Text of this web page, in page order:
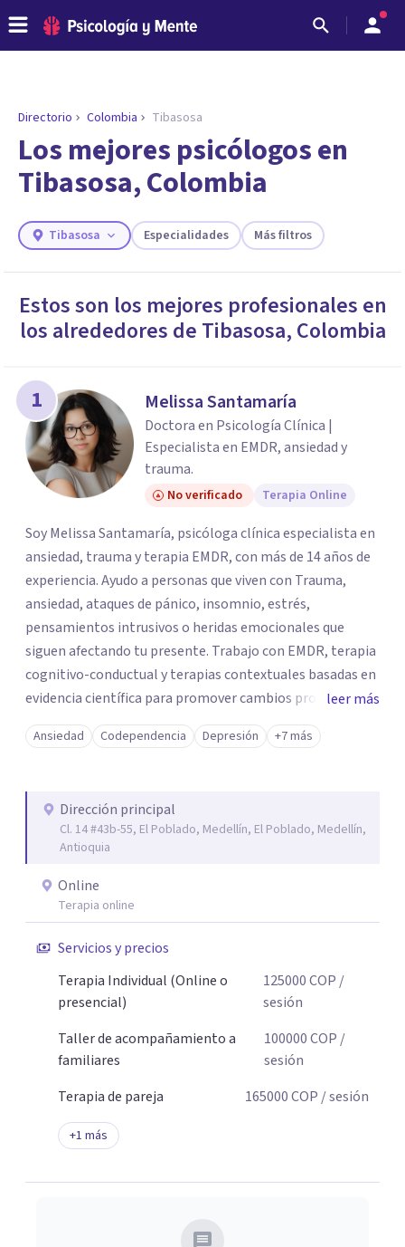
ENCONTRAR MI TERAPEUTA
¿Necesitas ayuda para encontrar el
psicólogo adecuado?
Responde a unas breves preguntas y te ofreceremos
necesidades.
Directorio Colombia Tibasosa
Los mejores psicólogos en
Tibasosa, Colombia
Tibasosa Especialidades Más filtros
Estos son los mejores profesionales en
los alrededores de Tibasosa, Colombia
1 Melissa Santamaría
Doctora en Psicología Clínica |
Especialista en EMDR, ansiedad y
trauma.
No verificado Terapia Online
Soy Melissa Santamaría, psicóloga clínica especialista en
ansiedad, trauma y terapia EMDR, con más de 14 años de
experiencia. Ayudo a personas que viven con Trauma,
ansiedad, ataques de pánico, insomnio, estrés,
pensamientos intrusivos o heridas emocionales que
siguen afectando tu presente. Trabajo con EMDR, terapia
cognitivo-conductual y terapias contextuales basadas en
evidencia científica para promover cambios profundos y
duraderos. Atiendo adultos, adolescentes, parejas y
familias de forma presencial en Medellín y online, en un
leer más
Ansiedad Codependencia Depresión +7 más
Dirección principal
Cl. 14 #43b-55, El Poblado, Medellín, El Poblado, Medellín,
Antioquia
Online
Terapia online
Servicios y precios
Terapia Individual (Online o
presencial)
125000COP /
sesión
Taller de acompañamiento a
familiares
100000COP /
sesión
Terapia de pareja
165000COP / sesión
+1 más